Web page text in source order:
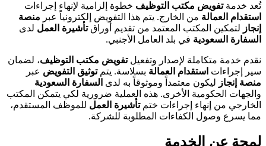
تُعد خدمةتفويض مكتب التوظيف خطوة إلزامية لإنهاء إجراءات
استقدام العمالة من الخارج. يتم هذا التفويض إلكترونياً عبر منصة
إنجاز لتمكين المكتب المعتمد من تقديم أوراقتأشيرة العمل لدى
السفارة السعودية في بلد العامل الأجنبي.
نقدم خدمة متكاملة لإصدار وتفعيلتفويض مكتب التوظيف، لضمان
سير إجراءات استقدام العمالة بسلاسة. يتمتوثيق التفويض عبر
منصة إنجاز ليكون معتمداً وموثوقاً به لدى السفارة السعودية
والجهات الحكومية الأخرى. هذه العملية ضرورية لكي يتمكن المكتب
الخارجي من إنهاء إجراءات ختمتأشيرة العمل للموظف المستقدم،
مما يسرع وصول الكفاءات المطلوبة للشركة.
لمحة عن الخدمة